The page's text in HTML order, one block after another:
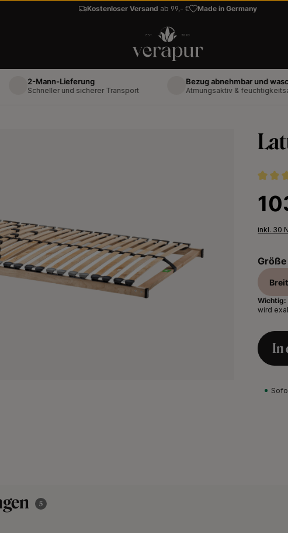
Kostenloser Versand ab 99,- € Made in Germany
2-Mann-Lieferung
Schneller und sicherer Transport
Bezug abnehmbar und waschbar
Atmungsaktiv &
inkl. 30
Größe
Wichtig:
wird
In
5